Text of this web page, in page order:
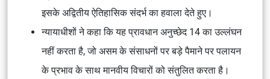
इसके अद्वितीय ऐतिहासिक संदर्भ का हवाला देते हुए।
न्यायाधीशों ने कहा कि यह प्रावधान अनुच्छेद 14 का उल्लंघन
नहीं करता है, जो असम के संसाधनों पर बड़े पैमाने पर पलायन
के प्रभाव के साथ मानवीय विचारों को संतुलित करता है।